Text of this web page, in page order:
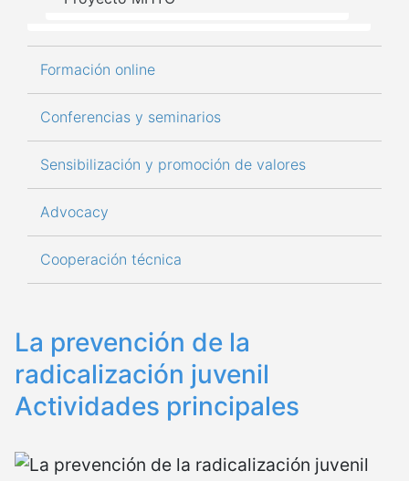
La prevención de la
radicalización juvenil
Actividades principales
Formación online
Conferencias y seminarios
Sensibilización y promoción de valores
Advocacy
Cooperación técnica